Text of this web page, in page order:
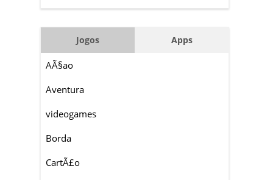
Jogos Apps
AÃ§ao
Aventura
videogames
Borda
CartÃ£o